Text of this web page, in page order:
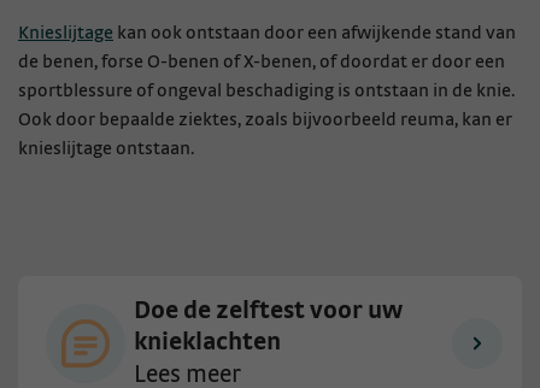
Knieslijtage kan ook ontstaan door een afwijkende stand van
de benen, forse O-benen of X-benen, of doordat er door een
sportblessure of ongeval beschadiging is ontstaan in de knie.
Ook door bepaalde ziektes, zoals bijvoorbeeld reuma, kan er
knieslijtage ontstaan.
Doe de zelftest voor uw
knieklachten
Lees meer